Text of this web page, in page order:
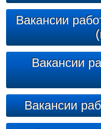
Вакансии
Вакансии
Вакансии